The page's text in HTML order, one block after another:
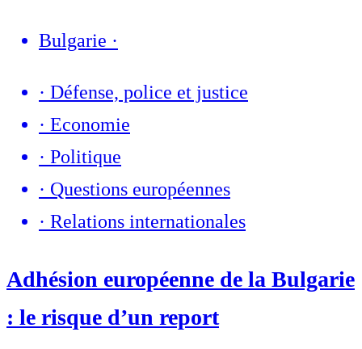
Bulgarie ·
· Défense, police et justice
· Economie
· Politique
· Questions européennes
· Relations internationales
Adhésion européenne de la Bulgarie
: le risque d’un report